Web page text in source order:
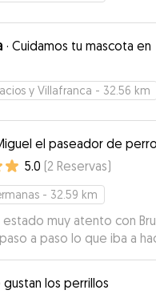
· Cuidamos tu mascota en
y Villafranca - 32.56 km
el paseador de
5.0 (2 Reservas)
- 32.59 km
estado muy atento con
a paso lo que iba a
etc. Muy amigable y
gustan los perrillos